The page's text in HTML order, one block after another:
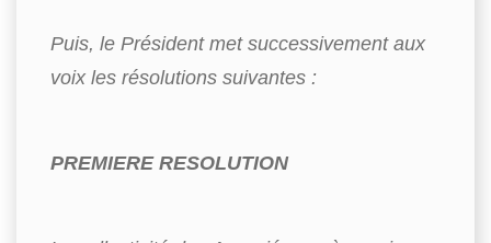
Puis, le Président met successivement aux
voix les résolutions suivantes :
PREMIERE RESOLUTION